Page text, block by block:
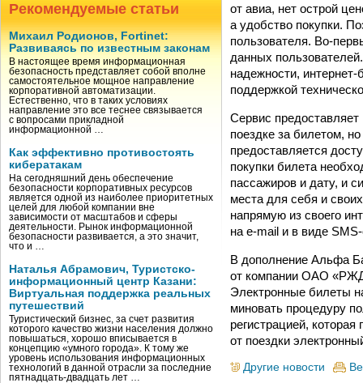
Рекомендуемые статьи
Михаил Родионов, Fortinet:
Развиваясь по известным законам
В настоящее время информационная
безопасность представляет собой вполне
самостоятельное мощное направление
корпоративной автоматизации.
Естественно, что в таких условиях
направление это все теснее связывается
с вопросами прикладной
информационной …
Как эффективно противостоять
кибератакам
На сегодняшний день обеспечение
безопасности корпоративных ресурсов
является одной из наиболее приоритетных
целей для любой компании вне
зависимости от масштабов и сферы
деятельности. Рынок информационной
безопасности развивается, а это значит,
что и …
Наталья Абрамович, Туристско-
информационный центр Казани:
Виртуальная поддержка реальных
путешествий
Туристический бизнес, за счет развития
которого качество жизни населения должно
повышаться, хорошо вписывается в
концепцию «умного города». К тому же
уровень использования информационных
технологий в данной отрасли за последние
пятнадцать-двадцать лет …
от авиа, нет острой
а удобство покупки.
пользователя. Во-
данных
надежности,
поддержкой
Сервис предоставляет
поездке за билетом,
предоставляется
покупки билета
пассажиров и дату, и
места для себя и
напрямую из своего
на e-mail и в виде
В дополнение Альфа
от компании ОАО
Электронные билеты
миновать процедуру
регистрацией,
от поездки
Другие новости